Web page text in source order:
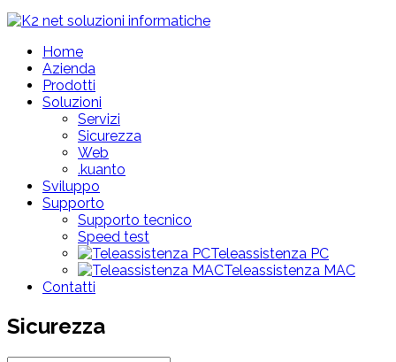
Home
Azienda
Prodotti
Soluzioni
Servizi
Sicurezza
Web
.kuanto
Sviluppo
Supporto
Supporto tecnico
Speed test
Teleassistenza PC
Teleassistenza MAC
Contatti
Sicurezza